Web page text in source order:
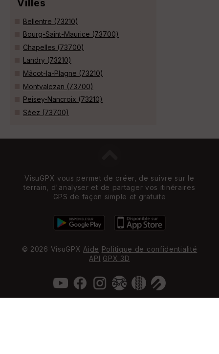
Villes
Bellentre (73210)
Bourg-Saint-Maurice (73700)
Chapelles (73700)
Landry (73210)
Mâcot-la-Plagne (73210)
Montvalezan (73700)
Peisey-Nancroix (73210)
Séez (73700)
VisuGPX vous permet de créer, de suivre sur le
terrain, d'analyser et de partager vos itinéraires
GPS de façon simple et gratuite
© 2026 VisuGPX Aide Politique de confidentialité
API GPX 3D